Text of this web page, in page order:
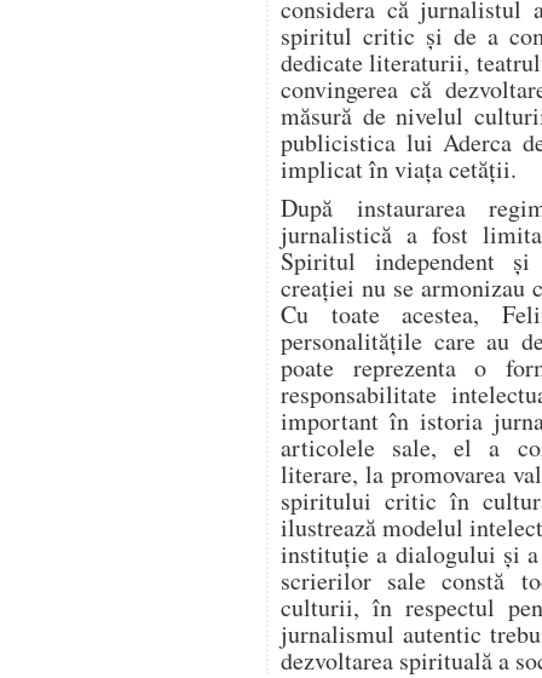
considera că jurnalistul
spiritul critic și de a
dedicate literaturii,
convingerea că
măsură de nivelul
publicistica lui Aderca
implicat în viața cetății.
După instaurarea
jurnalistică a fost
Spiritul independent
creației nu se armonizau
Cu toate acestea,
personalitățile care au
poate reprezenta o
responsabilitate
important în istoria
articolele sale, el a
literare, la promovarea
spiritului critic în
ilustrează modelul
instituție a dialogului și
scrierilor sale constă
culturii, în respectul
jurnalismul autentic
dezvoltarea spirituală a